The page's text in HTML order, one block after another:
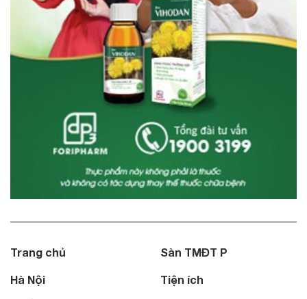
Trang chủ
Hà Nội
Sàn TMĐT P
Tiện ích